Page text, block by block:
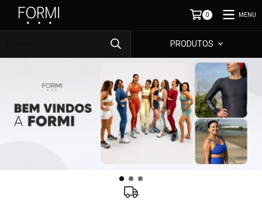
0 MENU
PRODUTOS